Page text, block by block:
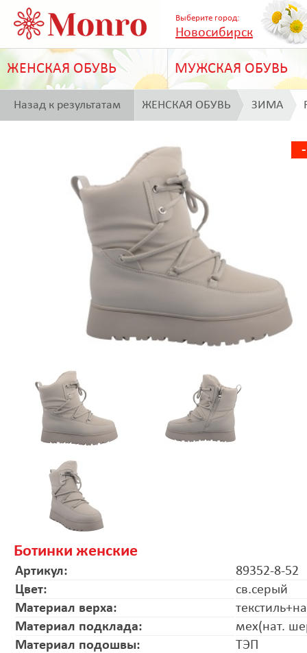
Выберите город:
Новосибирск
ЖЕНСКАЯ ОБУВЬ МУЖСКАЯ ОБУВЬ
Назад к результатам ЖЕНСКАЯ ОБУВЬ ЗИМА
Ботинки женские
Артикул:
89352-8-52
Цвет:
св.серый
Материал верха:
Материал подклада:
мех(нат.
Материал подошвы:
ТЭП